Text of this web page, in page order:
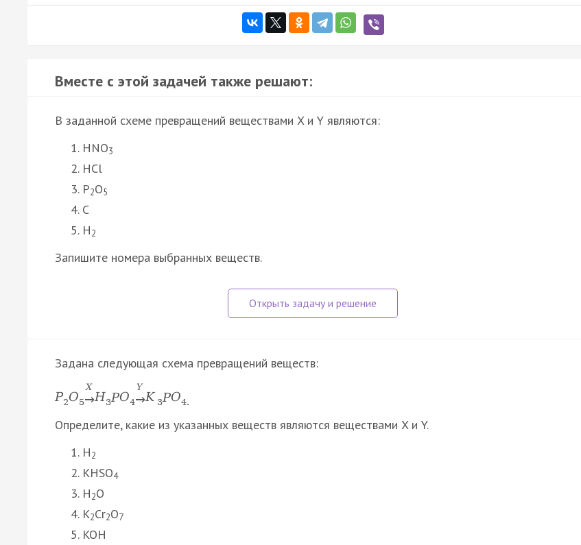
Вместе с этой задачей также решают:
В заданной схеме превращений веществами X и Y являются:
HNO3
HCl
P2O5
C
H2
Запишите номера выбранных веществ.
Задана следующая схема превращений веществ:
P2O5
X
→Н3PO4
Y
→K 3PO4.
Определите, какие из указанных веществ являются веществами X и Y.
H2
KHSO4
H2O
K2Cr2O7
KOH